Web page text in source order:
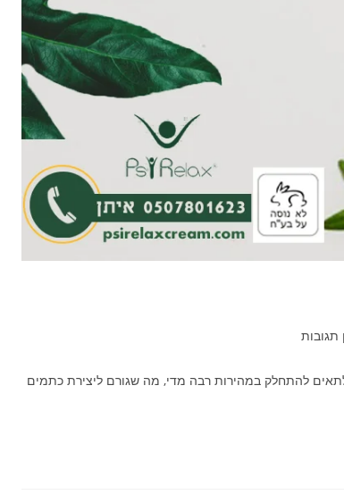
תגובות
להתחלק במהירות רבה מדי, מה שגורם ליצירת כתמים